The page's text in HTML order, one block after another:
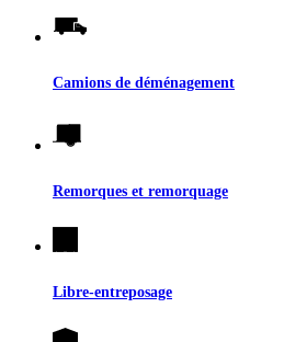
Camions de déménagement
Remorques et remorquage
Libre-entreposage